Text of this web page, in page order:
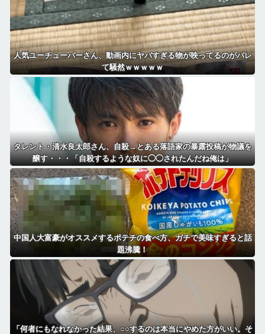
人気ユーチューバーさん、動画内にヤバすぎる物が映ってるのがバレ
て騒然ｗｗｗｗｗ
タレント・清水良太郎さん、自殺→とある落語家の暴露投稿が物議を
醸す・・・「自殺するような奴に◯◯されたんだね俺は」
中国人大富豪がオススメするポテチの食べ方、ガチで美味すぎると話
題沸騰！
「何者にもなれなかった結果、○○するのは本当にやめた方がいい。そ